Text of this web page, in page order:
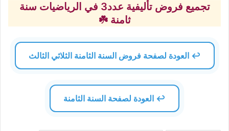
ت
جميع فروض تأليفية عدد3 في الرياضيات سنة
ثامنة ☘️
↩️ العودة لصفحة فروض السنة الثامنة الثلاثي الثالث
↩️ العودة لصفحة السنة الثامنة